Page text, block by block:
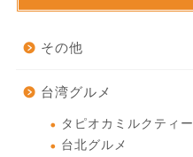
その他
台湾グルメ
タピオカミルクティー
台北グルメ